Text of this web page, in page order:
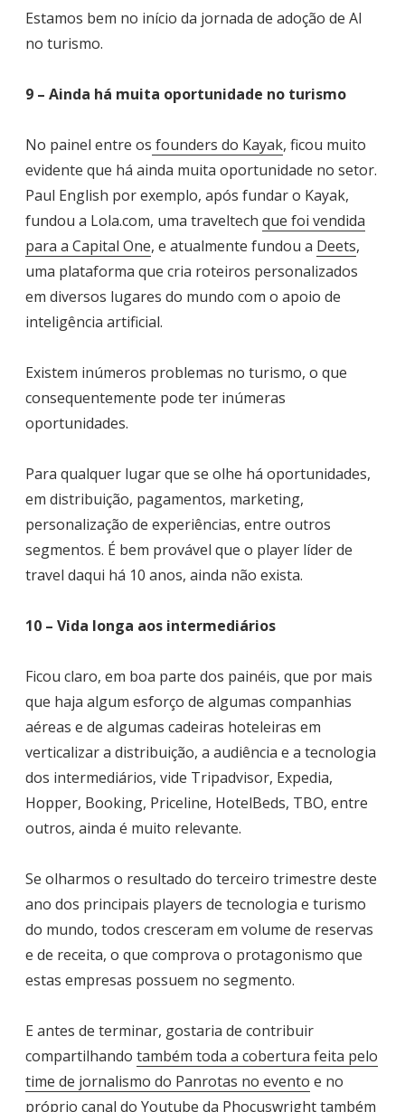
Estamos bem no início da jornada de adoção de AI
no turismo.
9 – Ainda há muita oportunidade no turismo
No painel entre os founders do Kayak, ficou muito
evidente que há ainda muita oportunidade no setor.
Paul English por exemplo, após fundar o Kayak,
fundou a Lola.com, uma traveltech que foi vendida
para a Capital One, e atualmente fundou a Deets,
uma plataforma que cria roteiros personalizados
em diversos lugares do mundo com o apoio de
inteligência artificial.
Existem inúmeros problemas no turismo, o que
consequentemente pode ter inúmeras
oportunidades.
Para qualquer lugar que se olhe há oportunidades,
em distribuição, pagamentos, marketing,
personalização de experiências, entre outros
segmentos. É bem provável que o player líder de
travel daqui há 10 anos, ainda não exista.
10 – Vida longa aos intermediários
Ficou claro, em boa parte dos painéis, que por mais
que haja algum esforço de algumas companhias
aéreas e de algumas cadeiras hoteleiras em
verticalizar a distribuição, a audiência e a tecnologia
dos intermediários, vide Tripadvisor, Expedia,
Hopper, Booking, Priceline, HotelBeds, TBO, entre
outros, ainda é muito relevante.
Se olharmos o resultado do terceiro trimestre deste
ano dos principais players de tecnologia e turismo
do mundo, todos cresceram em volume de reservas
e de receita, o que comprova o protagonismo que
estas empresas possuem no segmento.
E antes de terminar, gostaria de contribuir
compartilhando também toda a cobertura feita pelo
time de jornalismo do Panrotas no evento e no
próprio canal do Youtube da Phocuswrighttambém